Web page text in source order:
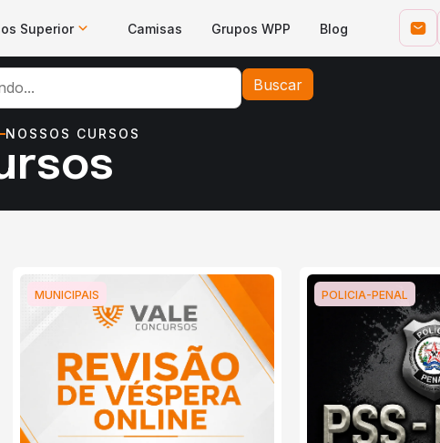
Superior Camisas Grupos WPP Blog
Buscar
NOSSOS CURSOS
MUNICIPAIS POLICIA-PENAL